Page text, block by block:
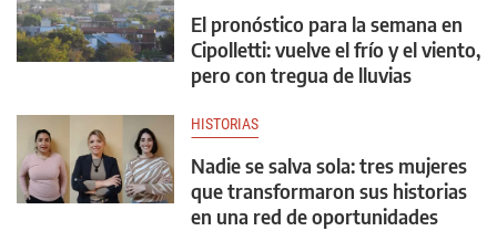
El pronóstico para la semana en
Cipolletti: vuelve el frío y el viento,
pero con tregua de lluvias
HISTORIAS
Nadie se salva sola: tres mujeres
que transformaron sus historias
en una red de oportunidades